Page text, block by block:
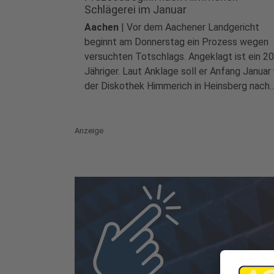
Schlägerei im Januar
Aachen | Vor dem Aachener Landgericht
beginnt am Donnerstag ein Prozess wegen
versuchten Totschlags. Angeklagt ist ein
Jähriger. Laut Anklage soll er Anfang Januar
der Diskothek Himmerich in Heinsberg nach
Anzeige